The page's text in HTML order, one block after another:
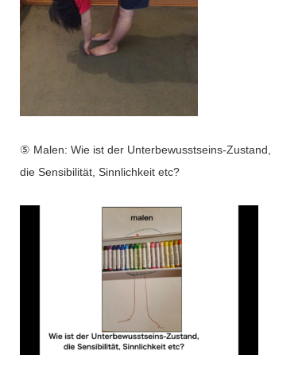
⑤ Malen: Wie ist der Unterbewusstseins-Zustand,
die Sensibilität, Sinnlichkeit etc?